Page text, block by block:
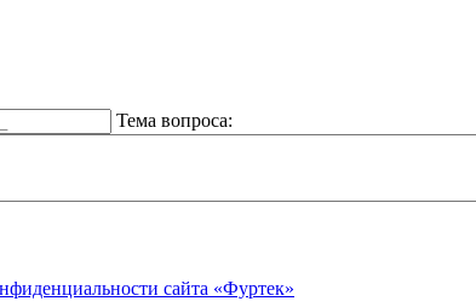
Тема вопроса:
сайта «Фуртек»